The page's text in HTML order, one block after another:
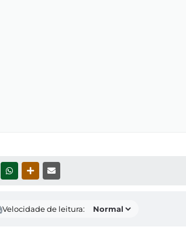
WHATSAPPOUTRAS MÍDIAS
Velocidade de leitura: